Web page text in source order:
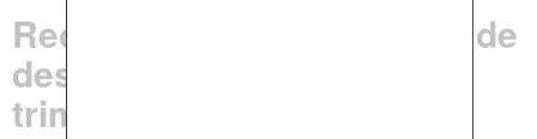
Recife registra menor taxa de
desemprego para o 2º
trimestre desde 2015